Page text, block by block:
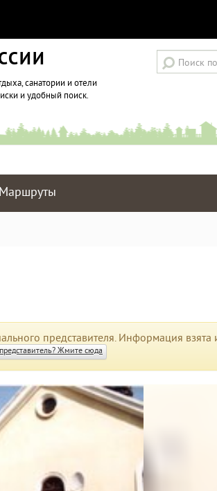
санатории и отели
и удобный поиск.
Маршруты
представителя. Информация
Жмите сюда